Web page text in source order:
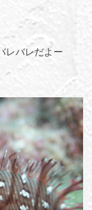
レバレだよー